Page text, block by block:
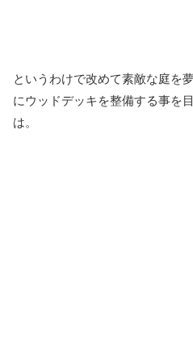
というわけで改めて素敵な庭を
にウッドデッキを整備する事を
は。